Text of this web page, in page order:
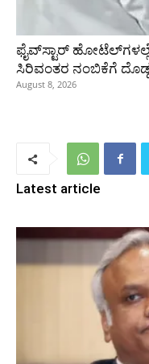
ಫೈವ್‌ಸ್ಟಾರ್
ಸಿರಿವಂತರ ನಂಬಿಕೆಗೆ
August 8, 2026
Latest article